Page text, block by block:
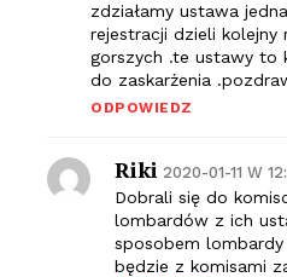
zdziałamy ustawa
rejestracji dzieli kolejny
gorszych .te ustawy to
do zaskarżenia
ODPOWIEDZ
Riki 2020-01-11 W
Dobrali się do
lombardów z ich
sposobem
będzie z komisami